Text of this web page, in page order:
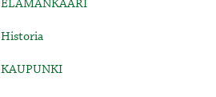
ELÄMÄNKAARI
Historia
KAUPUNKI